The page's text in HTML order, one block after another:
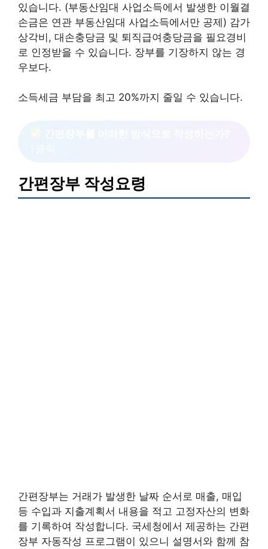
있습니다. (부동산임대 사업소득에서 발생한 이월결
손금은 연관 부동산임대 사업소득에서만 공제) 감가
상각비, 대손충당금 및 퇴직급여충당금을 필요경비
로 인정받을 수 있습니다. 장부를 기장하지 않는 경
우보다.
소득세금 부담을 최고 20%까지 줄일 수 있습니다.
간편장부 작성요령
간편장부는 거래가 발생한 날짜 순서로 매출, 매입
등 수입과 지출계획서 내용을 적고 고정자산의 변화
를 기록하여 작성합니다. 국세청에서 제공하는 간편
장부 자동작성 프로그램이 있으니 설명서와 함께 참